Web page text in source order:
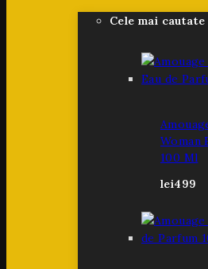
Cele mai cautate
Woman
100 Ml
lei499